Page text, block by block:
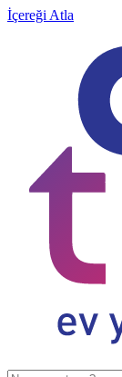
İçereği Atla